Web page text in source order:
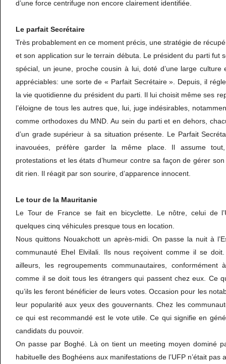
d’une force centrifuge non encore clairement identifiée.
Le parfait Secrétaire
Très probablement en ce moment précis, une stratégie de
et son application sur le terrain débuta. Le président du parti fut
spécial, un jeune, proche cousin à lui, doté d’une large culture
appréciables: une sorte de « Parfait Secrétaire ». Depuis, il
la vie quotidienne du président du parti. Il lui choisit même ses
l’éloigne de tous les autres que, lui, juge indésirables,
comme orthodoxes du MND. Au sein du parti et en dehors,
d’un grade supérieur à sa situation présente. Le Parfait
inavouées, préfère garder la même place. Il assume
protestations et les états d’humeur contre sa façon de gérer
dit rien. Il réagit par son sourire, d’apparence innocent.
Le tour de la Mauritanie
Le Tour de France se fait en bicyclette. Le nôtre, celui de
quelques cinq véhicules presque tous en location.
Nous quittons Nouakchott un après-midi. On passe la nuit à
communauté Ehel Elvilali. Ils nous reçoivent comme il se
ailleurs, les regroupements communautaires, conformément
comme il se doit tous les étrangers qui passent chez eux. Ce
qu’ils les feront bénéficier de leurs votes. Occasion pour les
leur popularité aux yeux des gouvernants. Chez les
ce qui est recommandé est le vote utile. Ce qui signifie en
candidats du pouvoir.
On passe par Boghé. Là on tient un meeting moyen dominé
habituelle des Boghéens aux manifestations de l’UFP n’était pas